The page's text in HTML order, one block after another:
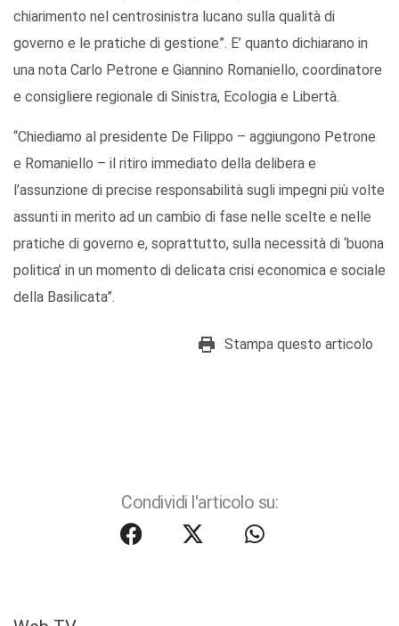
chiarimento nel centrosinistra lucano sulla qualità di
governo e le pratiche di gestione”. E’ quanto dichiarano in
una nota Carlo Petrone e Giannino Romaniello, coordinatore
e consigliere regionale di Sinistra, Ecologia e Libertà.
“Chiediamo al presidente De Filippo – aggiungono Petrone
e Romaniello – il ritiro immediato della delibera e
l’assunzione di precise responsabilità sugli impegni più volte
assunti in merito ad un cambio di fase nelle scelte e nelle
pratiche di governo e, soprattutto, sulla necessità di ‘buona
politica’ in un momento di delicata crisi economica e sociale
della Basilicata”.
Stampa questo articolo
Condividi l'articolo su: